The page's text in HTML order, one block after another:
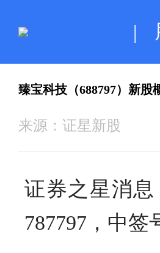
|
臻宝科技（688797）新股
来源： 证星新股
证券之星消
787797，中签